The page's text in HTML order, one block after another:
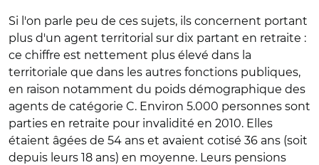
Si l'on parle peu de ces sujets, ils concernent portant
plus d'un agent territorial sur dix partant en retraite :
ce chiffre est nettement plus élevé dans la
territoriale que dans les autres fonctions publiques,
en raison notamment du poids démographique des
agents de catégorie C. Environ 5.000 personnes sont
parties en retraite pour invalidité en 2010. Elles
étaient âgées de 54 ans et avaient cotisé 36 ans (soit
depuis leurs 18 ans) en moyenne. Leurs pensions